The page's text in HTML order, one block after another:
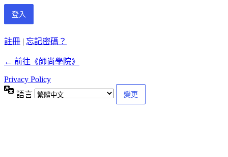
註冊 | 忘記密碼？
← 前往《師尚學院》
Privacy Policy
語言